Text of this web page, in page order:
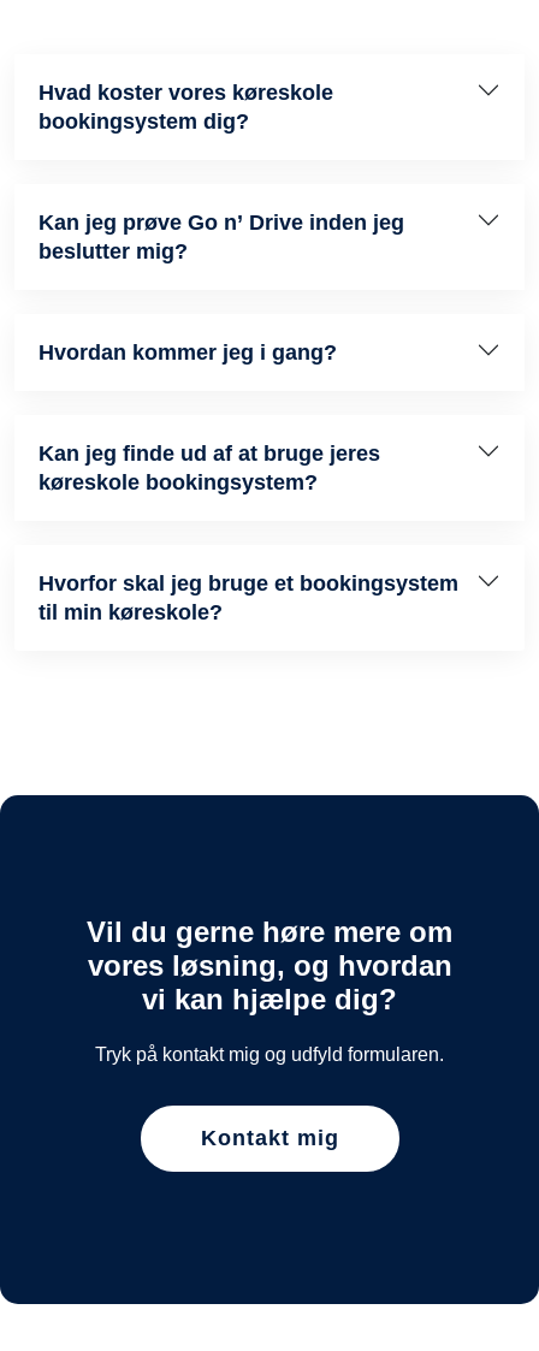
Hvad koster vores køreskole
bookingsystem dig?
Kan jeg prøve Go n’ Drive inden jeg
beslutter mig?
Hvordan kommer jeg i gang?
Kan jeg finde ud af at bruge jeres
køreskole bookingsystem?
Hvorfor skal jeg bruge et bookingsystem
til min køreskole?
Vil du gerne høre mere om
vores løsning, og hvordan
vi kan hjælpe dig?
Tryk på kontakt mig og udfyld formularen.
Kontakt mig